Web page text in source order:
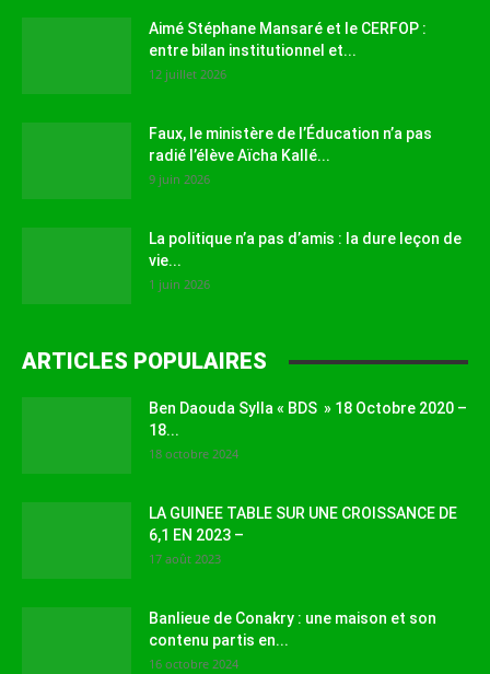
Aimé Stéphane Mansaré et le CERFOP :
entre bilan institutionnel et...
12 juillet 2026
Faux, le ministère de l’Éducation n’a pas
radié l’élève Aïcha Kallé...
9 juin 2026
La politique n’a pas d’amis : la dure leçon de
vie...
1 juin 2026
ARTICLES POPULAIRES
Ben Daouda Sylla « BDS » 18 Octobre 2020 –
18...
18 octobre 2024
LA GUINEE TABLE SUR UNE CROISSANCE DE
6,1 EN 2023 –
17 août 2023
Banlieue de Conakry : une maison et son
contenu partis en...
16 octobre 2024